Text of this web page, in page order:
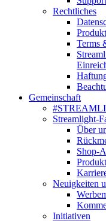
Rechtliches
Terms
Gemeinschaft
Streamlight-
Über
Shop-
Neuigkeiten
Initiativen